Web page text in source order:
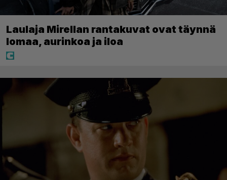
Laulaja Mirellan rantakuvat ovat täynnä
lomaa, aurinkoa ja iloa